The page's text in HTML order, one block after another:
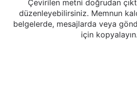
Kopyala veya
Çevirilen metni doğrudan
düzenleyebilirsiniz. Memnun